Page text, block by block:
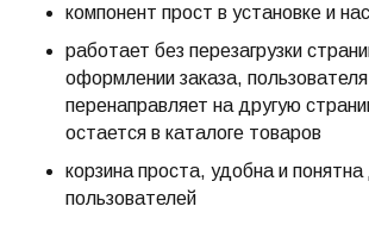
компонент прост в установке и
работает без перезагрузки
оформлении заказа,
перенаправляет на другую
остается в каталоге товаров
корзина проста, удобна и
пользователей